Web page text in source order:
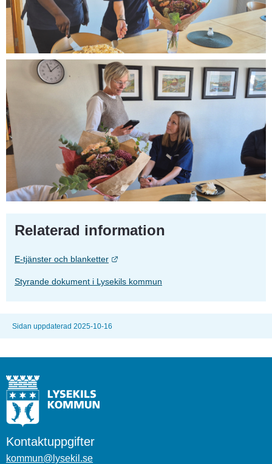
Relaterad information
E-tjänster och blanketter Länk till annan webbplats.
Styrande dokument i Lysekils kommun
Sidan uppdaterad 2025-10-16
Kontaktuppgifter
kommun@lysekil.se